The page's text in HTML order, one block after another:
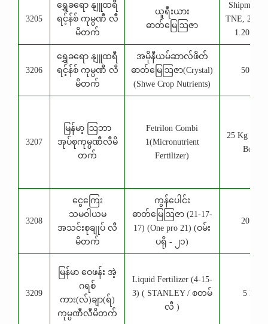
3205
ရွှေခရော နျူထရီ
ရင့်န်စ် ကုမ္ပဏီ လီ
မိတက်
ယူရီးယား
ဓာတ်မြေဩဇာ
Shipment,
TNE, 25
1.20 TNE
3206
ရွှေခရော နျူထရီ
ရင့်န်စ် ကုမ္ပဏီ လီ
မိတက်
အမိုနီယမ်ဆာလ်ဖိတ်
ဓာတ်မြေဩဇာ(Crystal)
(Shwe Crop Nutrients)
50 Kg
3207
မြန်မာ့ ဩဘာ
အုပ်စုကုမ္ပဏီလီမိ
တက်
Fetrilon Combi
1(Micronutrient
Fertilizer)
25 Kg
Box)
3208
​ငွေကြေး
သမဝါယမ
အသင်းစုချုပ် လီ
မိတက်
ကွန်ပေါင်း
ဓာတ်မြေဩဇာ (21-17-
17) (One pro 21) (ဝမ်း
ပရို - ၂၁)
20 Kg
3209
မြန်မာ ဝေဖန်း အဲ့
ဂရစ်
ကား(လ်)ချာ(ရ်)
ကုမ္ပဏီလီမိတက်
Liquid Fertilizer (4-15-
3) ( STANLEY / စတမ်
လီ )
5 Ltr